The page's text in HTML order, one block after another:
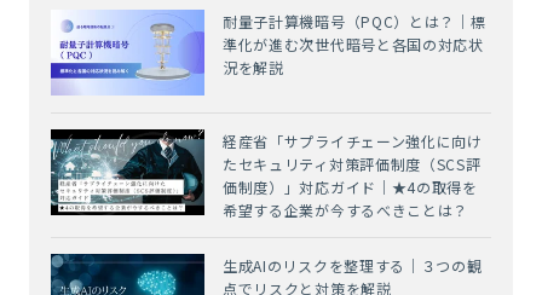
耐量子計算機暗号（PQC）とは？｜標
準化が進む次世代暗号と各国の対応状
況を解説
経産省「サプライチェーン強化に向け
たセキュリティ対策評価制度（SCS評
価制度）」対応ガイド｜★4の取得を
希望する企業が今するべきことは？
生成AIのリスクを整理する｜３つの観
点でリスクと対策を解説